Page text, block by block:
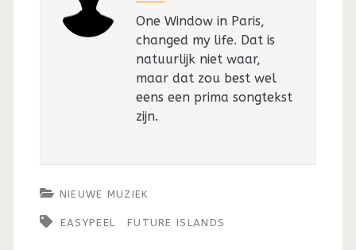
One Window in Paris,
changed my life. Dat is
natuurlijk niet waar,
maar dat zou best wel
eens een prima songtekst
zijn.
NIEUWE MUZIEK
EASYPEEL FUTURE ISLANDS